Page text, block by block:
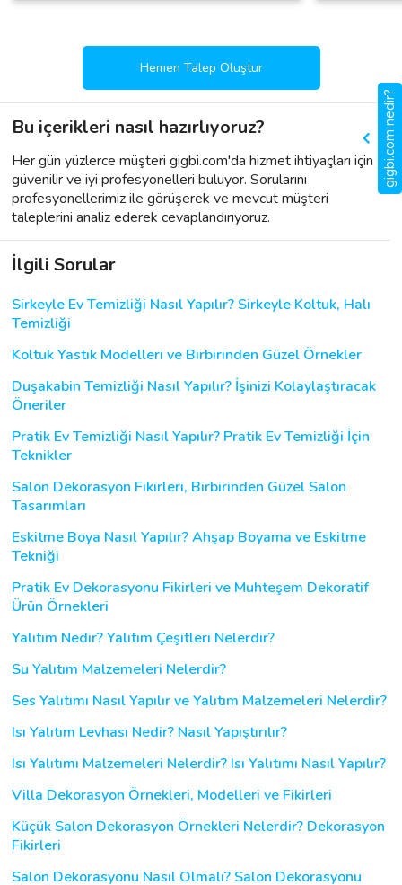
Hemen Talep Oluştur
Bu içerikleri nasıl hazırlıyoruz?
Her gün yüzlerce müşteri gigbi.com'da hizmet ihtiyaçları için
güvenilir ve iyi profesyonelleri buluyor. Sorularını
profesyonellerimiz ile görüşerek ve mevcut müşteri
taleplerini analiz ederek cevaplandırıyoruz.
İlgili Sorular
Sirkeyle Ev Temizliği Nasıl Yapılır? Sirkeyle Koltuk, Halı
Temizliği
Koltuk Yastık Modelleri ve Birbirinden Güzel Örnekler
Duşakabin Temizliği Nasıl Yapılır? İşinizi Kolaylaştıracak
Öneriler
Pratik Ev Temizliği Nasıl Yapılır? Pratik Ev Temizliği İçin
Teknikler
Salon Dekorasyon Fikirleri, Birbirinden Güzel Salon
Tasarımları
Eskitme Boya Nasıl Yapılır? Ahşap Boyama ve Eskitme
Tekniği
Pratik Ev Dekorasyonu Fikirleri ve Muhteşem Dekoratif
Ürün Örnekleri
Yalıtım Nedir? Yalıtım Çeşitleri Nelerdir?
Su Yalıtım Malzemeleri Nelerdir?
Ses Yalıtımı Nasıl Yapılır ve Yalıtım Malzemeleri Nelerdir?
Isı Yalıtım Levhası Nedir? Nasıl Yapıştırılır?
Isı Yalıtımı Malzemeleri Nelerdir? Isı Yalıtımı Nasıl Yapılır?
Villa Dekorasyon Örnekleri, Modelleri ve Fikirleri
Küçük Salon Dekorasyon Örnekleri Nelerdir? Dekorasyon
Fikirleri
Salon Dekorasyonu Nasıl Olmalı? Salon Dekorasyonu
gigbi.com nedir?